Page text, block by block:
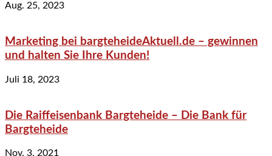
Aug. 25, 2023
Marketing bei bargteheideAktuell.de – gewinnen
und halten Sie Ihre Kunden!
Juli 18, 2023
Die Raiffeisenbank Bargteheide – Die Bank für
Bargteheide
Nov. 3, 2021